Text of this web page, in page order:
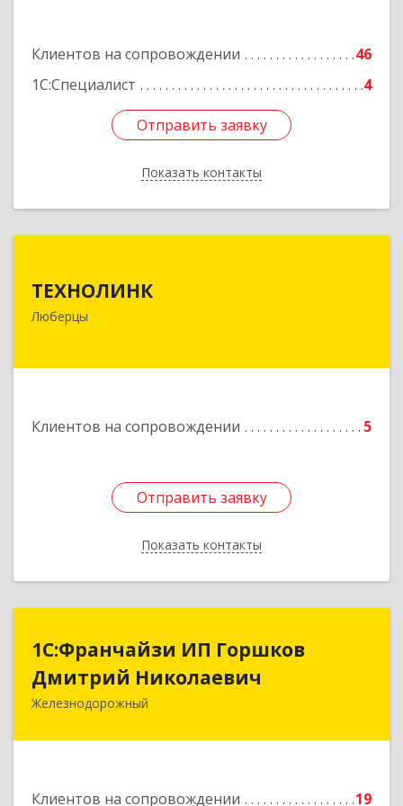
Клиентов на сопровождении
46
1С:Специалист
4
Отправить заявку
Показать контакты
Отправить заявку
Назад
ТЕХНОЛИНК
Люберцы
Клиентов на сопровождении 5
Отправить заявку
Показать контакты
Отправить заявку
Назад
1С:Франчайзи ИП Горшков
Дмитрий Николаевич
Железнодорожный
Клиентов на сопровождении 19
1С:Франчайзи ИП Горшков
Дмитрий Николаевич
143980, Московская обл, Железнодорожный г,